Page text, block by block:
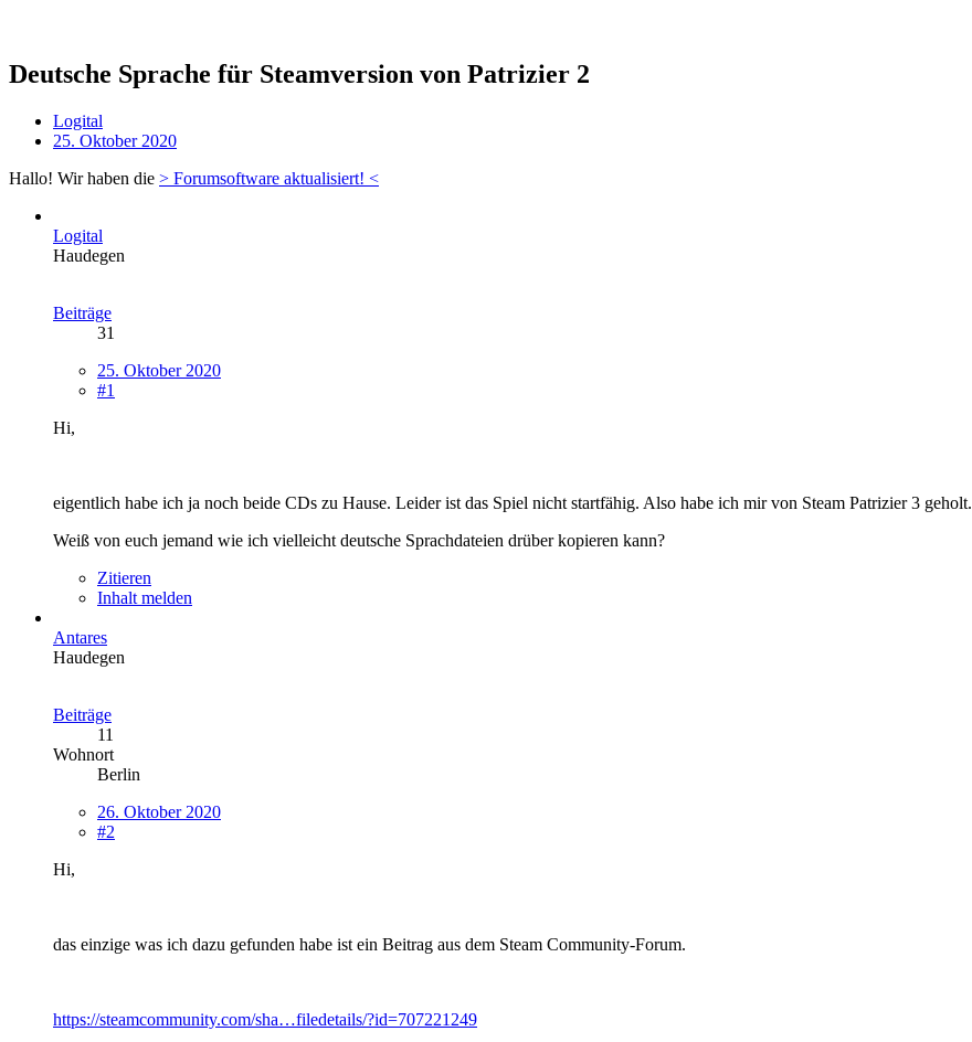
Deutsche Sprache für Steamversion von Patrizier 2
Logital
25. Oktober 2020
Hallo! Wir haben die > Forumsoftware aktualisiert! <
Logital
Haudegen
Beiträge
31
25. Oktober 2020
#1
Hi,
eigentlich habe ich ja noch beide CDs zu Hause. Leider ist das Spiel nicht startfähig. Also habe ich mir von Steam Patrizier 3 geholt.
Weiß von euch jemand wie ich vielleicht deutsche Sprachdateien drüber kopieren kann?
Zitieren
Inhalt melden
Antares
Haudegen
Beiträge
11
Wohnort
Berlin
26. Oktober 2020
#2
Hi,
das einzige was ich dazu gefunden habe ist ein Beitrag aus dem Steam Community-Forum.
https://steamcommunity.com/sha…filedetails/?id=707221249